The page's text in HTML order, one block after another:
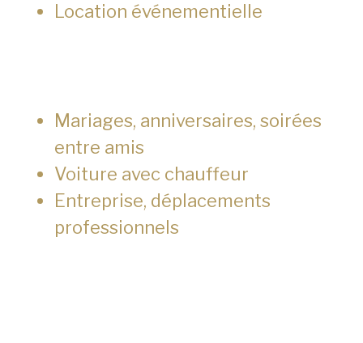
Location événementielle
Mariages, anniversaires, soirées
entre amis
Voiture avec chauffeur
Entreprise, déplacements
professionnels